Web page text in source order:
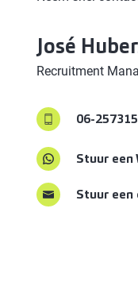
José
Recruitment
06-
Stuur een
Stuur een